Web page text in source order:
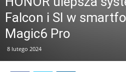
Falcon i SI w
Magic6 Pro
8 lutego 2024